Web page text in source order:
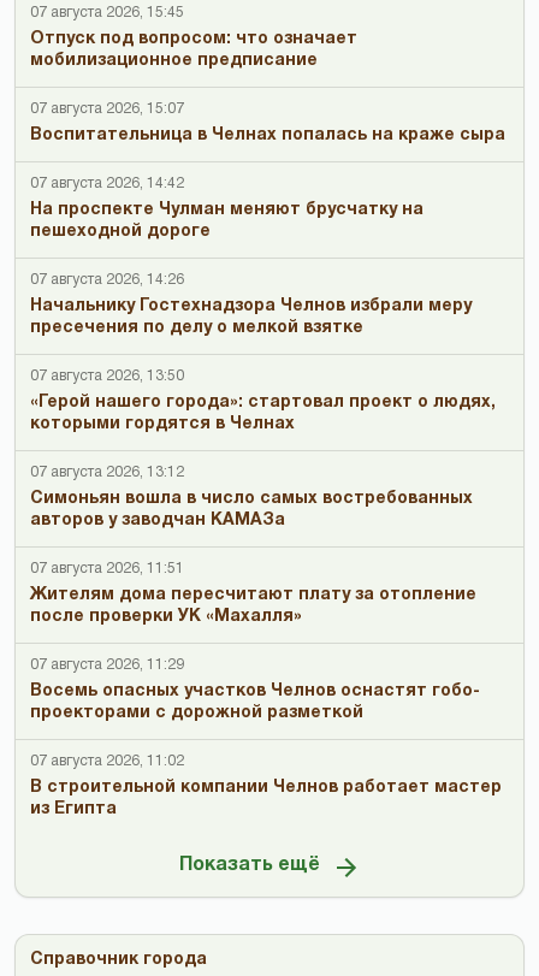
07 августа 2026, 15:45
Отпуск под вопросом: что означает
мобилизационное предписание
07 августа 2026, 15:07
Воспитательница в Челнах попалась на краже сыра
07 августа 2026, 14:42
На проспекте Чулман меняют брусчатку на
пешеходной дороге
07 августа 2026, 14:26
Начальнику Гостехнадзора Челнов избрали меру
пресечения по делу о мелкой взятке
07 августа 2026, 13:50
«Герой нашего города»: стартовал проект о людях,
которыми гордятся в Челнах
07 августа 2026, 13:12
Симоньян вошла в число самых востребованных
авторов у заводчан КАМАЗа
07 августа 2026, 11:51
Жителям дома пересчитают плату за отопление
после проверки УК «Махалля»
07 августа 2026, 11:29
Восемь опасных участков Челнов оснастят гобо-
проекторами с дорожной разметкой
07 августа 2026, 11:02
В строительной компании Челнов работает мастер
из Египта
Показать ещё
Справочник города